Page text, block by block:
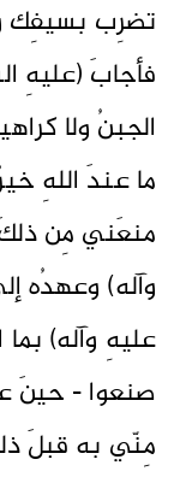
تضرِب بسيفِك
فأجابَ (عليهِ
الجبنُ ولا
ما عندَ اللهِ
منعَني مِن ذلكَ
وآله) وعهدُه
عليهِ وآله)
صنعوا - حينَ
مِنّي به قبلَ